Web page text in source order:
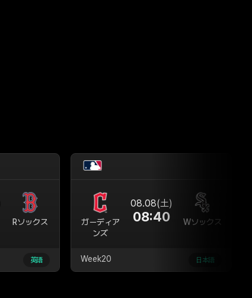
Rソックス
英語
ガーディア
ンズ
08.08(土)
08:40 Wソックス
Week20 日本語